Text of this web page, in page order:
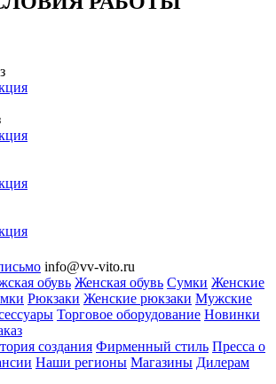
info@vv-vito.ru
обувь Женская обувь Сумки Женские
Рюкзаки Женские рюкзаки Мужские
Торговое оборудование Новинки
создания Фирменный стиль Пресса о
Наши регионы Магазины Дилерам